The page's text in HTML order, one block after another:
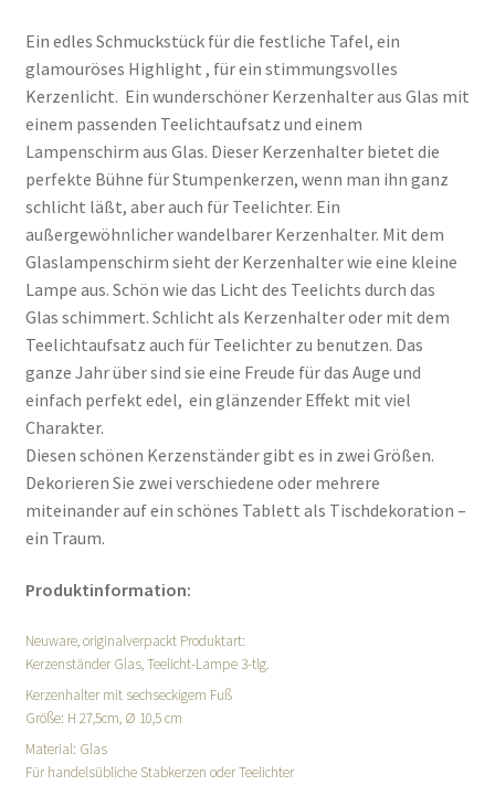
Ein edles Schmuckstück für die festliche Tafel, ein
glamouröses Highlight , für ein stimmungsvolles
Kerzenlicht. Ein wunderschöner Kerzenhalter aus Glas mit
einem passenden Teelichtaufsatz und einem
Lampenschirm aus Glas. Dieser Kerzenhalter bietet die
perfekte Bühne für Stumpenkerzen, wenn man ihn ganz
schlicht läßt, aber auch für Teelichter. Ein
außergewöhnlicher wandelbarer Kerzenhalter. Mit dem
Glaslampenschirm sieht der Kerzenhalter wie eine kleine
Lampe aus. Schön wie das Licht des Teelichts durch das
Glas schimmert. Schlicht als Kerzenhalter oder mit dem
Teelichtaufsatz auch für Teelichter zu benutzen. Das
ganze Jahr über sind sie eine Freude für das Auge und
einfach perfekt edel, ein glänzender Effekt mit viel
Charakter.
Diesen schönen Kerzenständer gibt es in zwei Größen.
Dekorieren Sie zwei verschiedene oder mehrere
miteinander auf ein schönes Tablett als Tischdekoration –
ein Traum.
Produktinformation:
Neuware, originalverpackt Produktart:
Kerzenständer Glas, Teelicht-Lampe 3-tlg.
Kerzenhalter mit sechseckigem Fuß
Größe: H 27,5cm, Ø 10,5 cm
Material: Glas
Für handelsübliche Stabkerzen oder Teelichter